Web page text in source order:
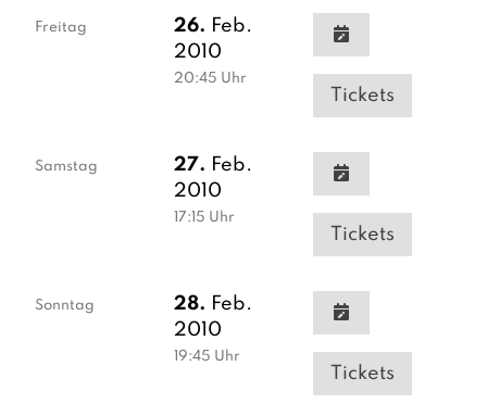
Freitag 26. Feb.
2010
20:45 Uhr
Tickets
Samstag 27. Feb.
2010
17:15 Uhr
Tickets
Sonntag 28. Feb.
2010
19:45 Uhr
Tickets